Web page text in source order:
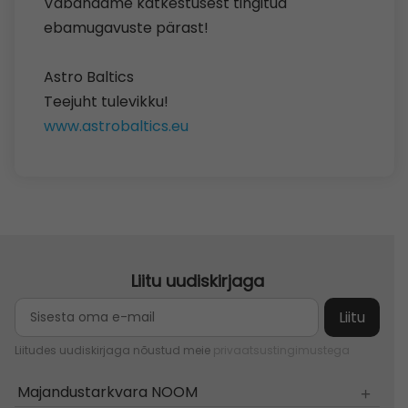
ebamugavuste pärast!
Astro Baltics
Teejuht tulevikku!
www.astrobaltics.eu
Liitu uudiskirjaga
Liitudes uudiskirjaga nõustud meie
Majandustarkvara NOOM